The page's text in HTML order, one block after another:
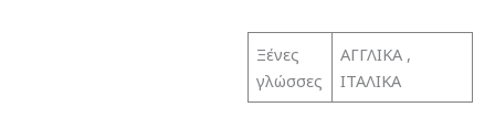
Ξένες
γλώσσες
ΑΓΓΛΙΚΑ ,
ΙΤΑΛΙΚΑ